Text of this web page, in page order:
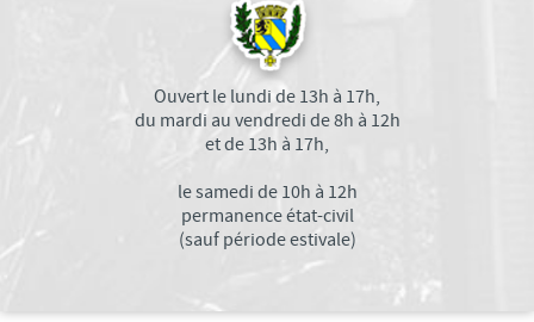
Conseil d'Administration
Compte Rendu du Conseil d'Administration
Relais Assistantes Maternelles
Consultation des Nourrissons
Sejours seniors
Semaine Bleue du 5 au 10 octobre 2021
Festivités de Noël Seniors 2022
CIMETIÈRE DE MEURCHIN
Ouvert le lundi de 13h à 17h,
du mardi au vendredi de 8h à 12h
et de 13h à 17h,
le samedi de 10h à 12h
permanence état-civil
(sauf période estivale)